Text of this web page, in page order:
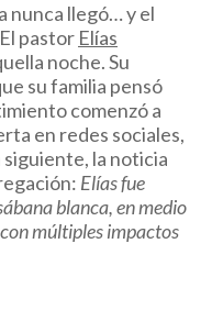
nunca llegó… y el
El pastor Elías
noche. Su
su familia pensó
comenzó a
en redes sociales,
la noticia
Elías fue
blanca, en medio
múltiples impactos